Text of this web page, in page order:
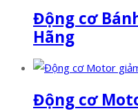
Động cơ
Hãng
Động cơ